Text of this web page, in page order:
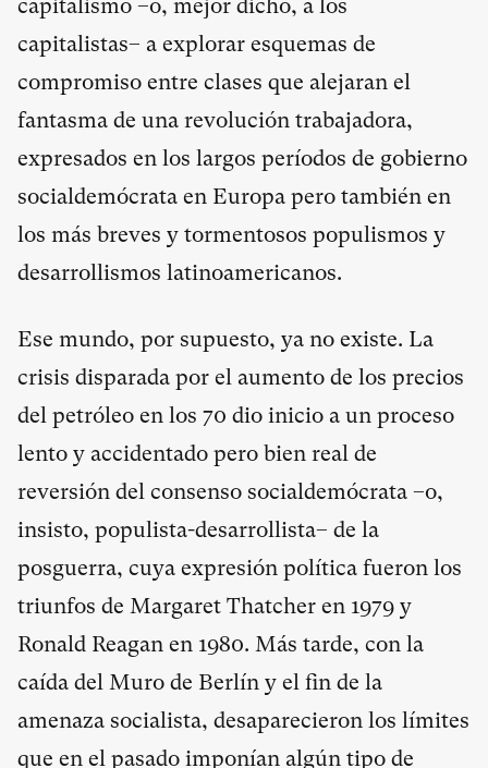
capitalismo –o, mejor dicho, a los
capitalistas– a explorar esquemas de
compromiso entre clases que alejaran el
fantasma de una revolución trabajadora,
expresados en los largos períodos de gobierno
socialdemócrata en Europa pero también en
los más breves y tormentosos populismos y
desarrollismos latinoamericanos.
Ese mundo, por supuesto, ya no existe. La
crisis disparada por el aumento de los precios
del petróleo en los 70 dio inicio a un proceso
lento y accidentado pero bien real de
reversión del consenso socialdemócrata –o,
insisto, populista-desarrollista– de la
posguerra, cuya expresión política fueron los
triunfos de Margaret Thatcher en 1979 y
Ronald Reagan en 1980. Más tarde, con la
caída del Muro de Berlín y el fin de la
amenaza socialista, desaparecieron los límites
que en el pasado imponían algún tipo de